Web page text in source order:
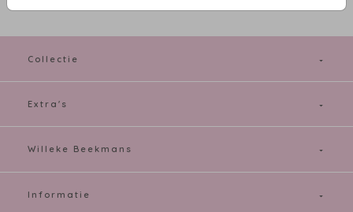
Collectie
Extra's
Willeke Beekmans
Informatie